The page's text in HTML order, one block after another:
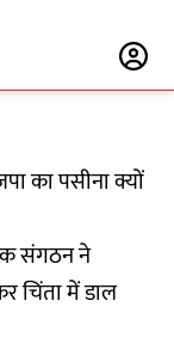
का पसीना क्यों
संगठन ने
चिंता में डाल